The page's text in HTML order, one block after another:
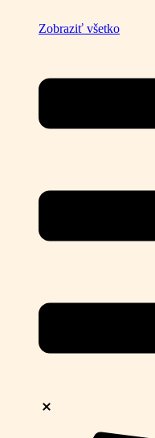
Zobraziť všetko